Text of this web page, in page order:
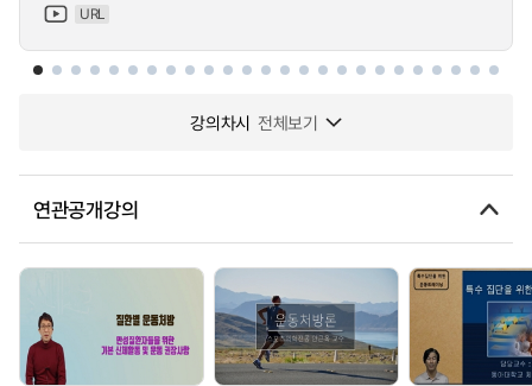
URL
강의차시 전체보기
연관공개강의